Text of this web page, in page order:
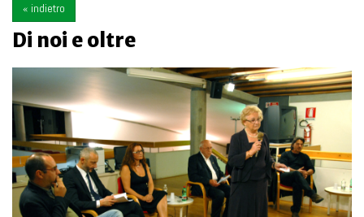
« indietro
Di noi e oltre